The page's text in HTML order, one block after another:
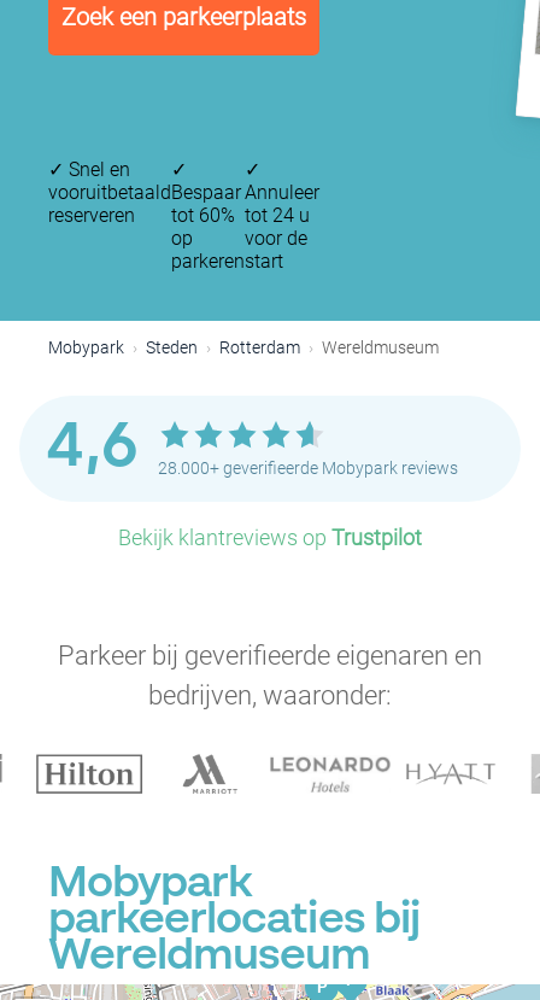
Zoek een parkeerplaats
✓ Snel en
vooruitbetaald
reserveren
✓
Bespaar
tot 60%
op
parkeren
✓
Annuleer
tot 24 u
voor de
start
Mobypark Steden Rotterdam Wereldmuseum
4,6 28.000+ geverifieerde Mobypark reviews
Bekijk klantreviews op Trustpilot
Parkeer bij geverifieerde eigenaren en
bedrijven, waaronder:
Mobypark
parkeerlocaties bij
Wereldmuseum
P
P
P
P
P
P